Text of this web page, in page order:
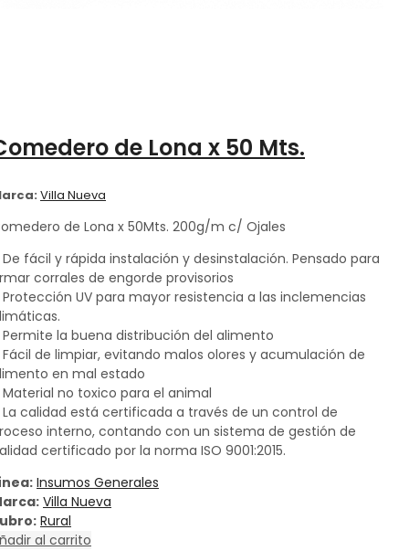
de Lona x 50 Mts.
Villa Nueva
de Lona x 50Mts. 200g/m c/ Ojales
fácil y rápida instalación y desinstalación. Pensado para
corrales de engorde provisorios
UV para mayor resistencia a las inclemencias
la buena distribución del alimento​
de limpiar, evitando malos olores y acumulación de
en mal estado
no toxico para el animal
La calidad está certificada a través de un control de
interno, contando con un sistema de gestión de
certificado por la norma ISO 9001:2015.
Insumos Generales
Villa Nueva
Rural
al carrito